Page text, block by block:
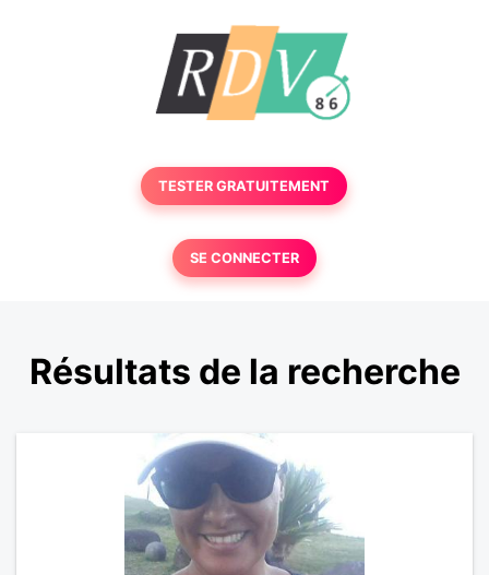
TESTER GRATUITEMENT
SE CONNECTER
Résultats de la recherche